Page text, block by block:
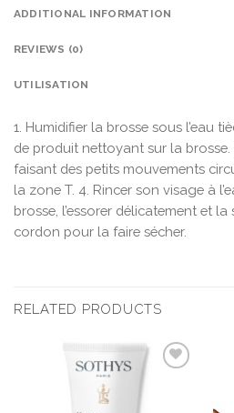
ADDITIONAL INFORMATION
REVIEWS (0)
UTILISATION
1. Humidifier la brosse sous l’eau
de produit nettoyant sur la
faisant des petits mouvements
la zone T. 4. Rincer son visage à
brosse, l’essorer délicatement et
cordon pour la faire sécher.
RELATED PRODUCTS